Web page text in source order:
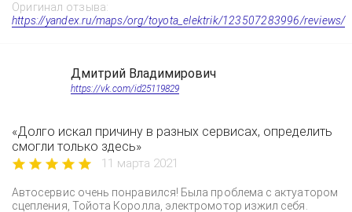
Оригинал отзыва:
https://yandex.ru/maps/org/toyota_elektrik/123507283996/reviews/
Дмитрий Владимирович
https://vk.com/id25119829
«Долго искал причину в разных сервисах, определить
смогли только здесь»
11 марта 2021
Автосервис очень понравился! Была проблема с актуатором
сцепления, Тойота Королла, электромотор изжил себя.